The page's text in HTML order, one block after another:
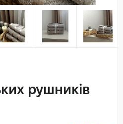
рушників